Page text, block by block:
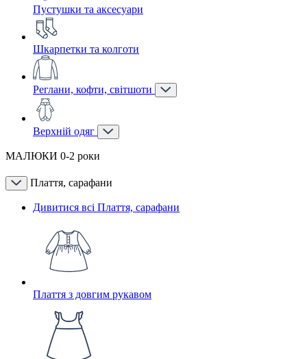
Пустушки та аксесуари
Шкарпетки та колготи
Реглани, кофти, світшоти
Верхній одяг
МАЛЮКИ 0-2 роки
Плаття, сарафани
Дивитися всі Плаття, сарафани
Плаття з довгим рукавом